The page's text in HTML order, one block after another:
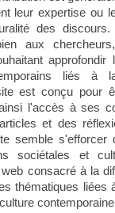
leur expertise ou
des
aux
approfondir
liés à
est conçu pour
l'accès à ses
et des
semble s'efforcer
sociétales et
consacré à la
thématiques liées